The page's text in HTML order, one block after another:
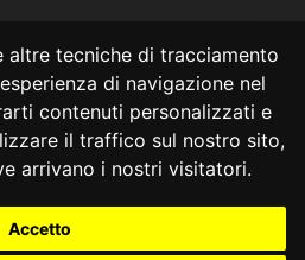
altre tecniche di tracciamento
di navigazione nel
contenuti personalizzati e
il traffico sul nostro sito,
arrivano i nostri visitatori.
Accetto
DAL 1995 -NOTE LEGALI
e non è responsabile per i contenuti e
legali di siti collegati.
di consulenza legale.
in base alle informazioni disponibili in